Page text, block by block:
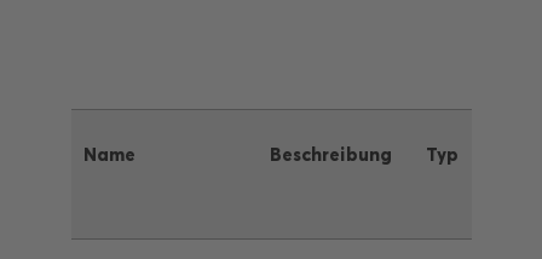
Name Beschreibung Typ